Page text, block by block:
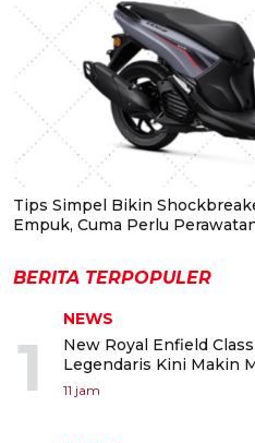
Tips Simpel Bikin
Empuk, Cuma Perlu
BERITA TERPOPULER
1
NEWS
New Royal Enfield
Legendaris Kini Makin
11 jam